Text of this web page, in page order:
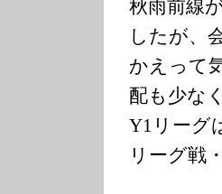
秋雨前線
したが、
かえって
配も少な
Y1リーグ
リーグ戦